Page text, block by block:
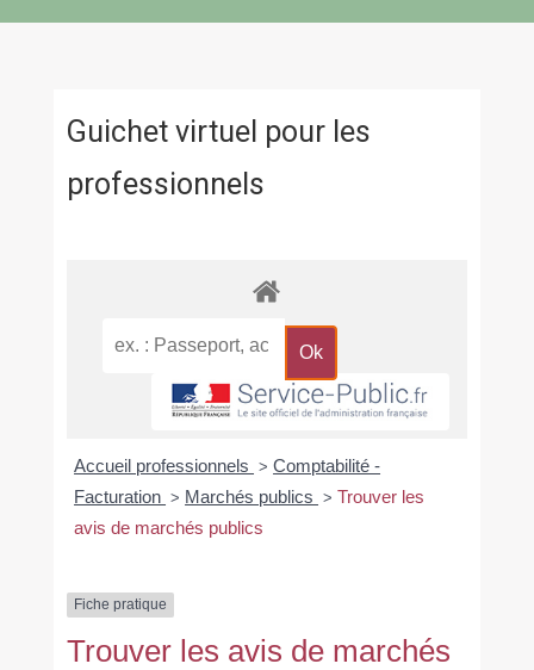
Guichet virtuel pour les
professionnels
Accueil professionnels > Comptabilité -
Facturation > Marchés publics > Trouver les
avis de marchés publics
Fiche pratique
Trouver les avis de marchés